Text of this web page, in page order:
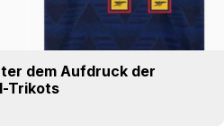
dem Aufdruck der
Trikots